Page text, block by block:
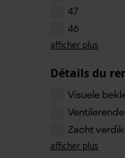
47
46
afficher plus
Détails du
Visuele
Zacht
afficher plus